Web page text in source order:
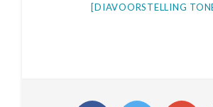
[DIAVOORSTELLING